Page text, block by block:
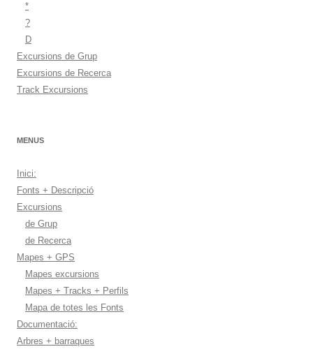
*
?
D
Excursions de Grup
Excursions de Recerca
Track Excursions
MENUS
Inici:
Fonts + Descripció
Excursions
de Grup
de Recerca
Mapes + GPS
Mapes excursions
Mapes + Tracks + Perfils
Mapa de totes les Fonts
Documentació:
Arbres + barraques